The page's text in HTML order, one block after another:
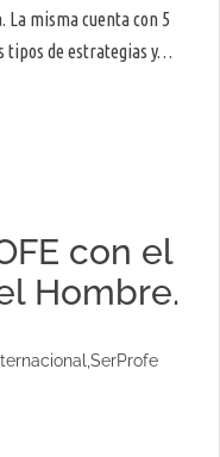
misma cuenta con 5
tipos de estrategias y…
con el
Hombre.
,SerProfe